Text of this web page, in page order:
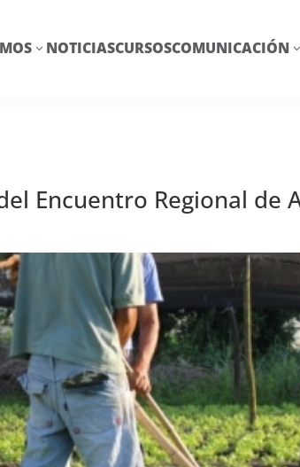
3 NOTICIASCURSOSCOMUNICACIÓN 3
Encuentro Regional de